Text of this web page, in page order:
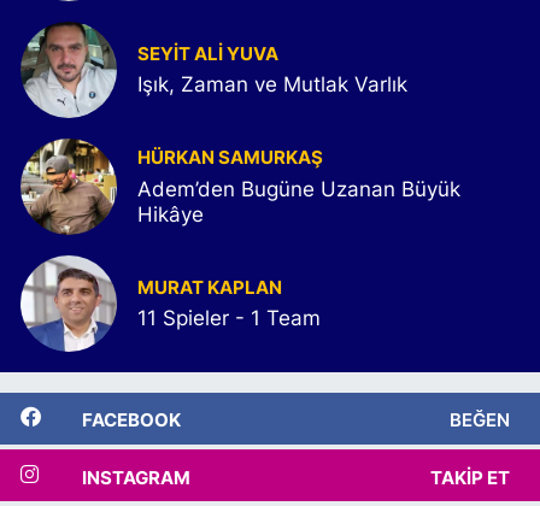
SEYIT ALI YUVA
Işık, Zaman ve Mutlak Varlık
HÜRKAN SAMURKAŞ
Adem’den Bugüne Uzanan Büyük
Hikâye
MURAT KAPLAN
11 Spieler - 1 Team
FACEBOOK BEĞEN
INSTAGRAM TAKIP ET